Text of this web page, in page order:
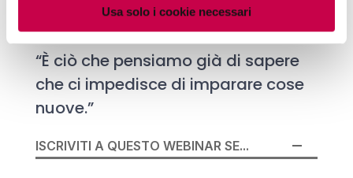
Usa solo i cookie necessari
Fa per te?
“È ciò che pensiamo già di sapere
che ci impedisce di imparare cose
nuove.”
ISCRIVITI A QUESTO WEBINAR SE...